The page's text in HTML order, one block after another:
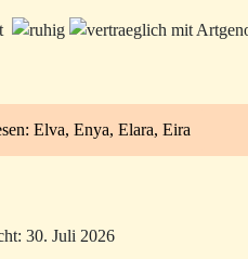
Elva, Enya, Elara, Eira
30. Juli 2026